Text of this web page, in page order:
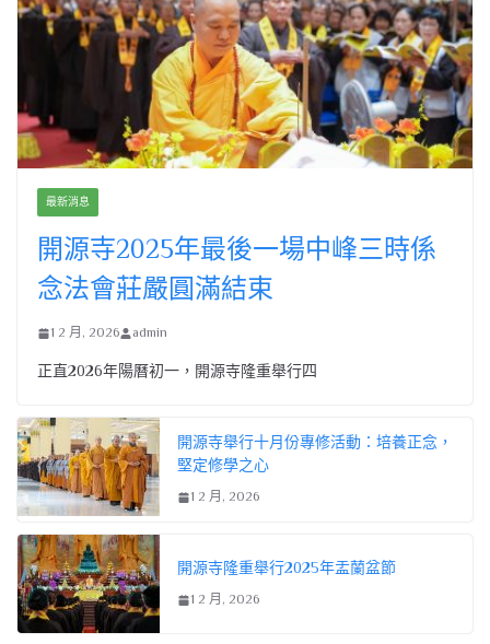
最新消息
開源寺2025年最後一場中峰三時係
念法會莊嚴圓滿結束
1 2 月, 2026 admin
正直2026年陽曆初一，開源寺隆重舉行四
開源寺舉行十月份專修活動：培養正念，
堅定修學之心
1 2 月, 2026
開源寺隆重舉行2025年盂蘭盆節
1 2 月, 2026